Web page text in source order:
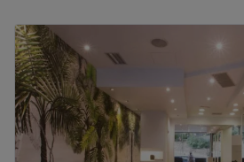
Τρίτη
Τετάρτη
Πέμπτη
Παρασκευή
Σάββατο
Κυριακή